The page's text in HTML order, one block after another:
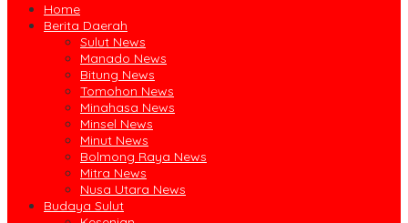
Home
Berita Daerah
Sulut News
Manado News
Bitung News
Tomohon News
Minahasa News
Minsel News
Minut News
Bolmong Raya News
Mitra News
Nusa Utara News
Budaya Sulut